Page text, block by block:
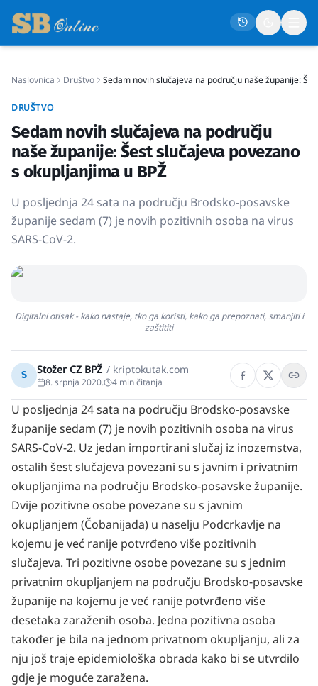
Politika
Gospodarstvo
Crna kronika
Sport
Kultura
Naslovnica Društvo Sedam novih slučajeva na području naše županije:
DRUŠTVO
Sedam novih slučajeva na području
naše županije: Šest slučajeva povezano
s okupljanjima u BPŽ
U posljednja 24 sata na području Brodsko-posavske
županije sedam (7) je novih pozitivnih osoba na virus
SARS-CoV-2.
Digitalni otisak - kako nastaje, tko ga koristi, kako ga prepoznati, smanjiti i
zaštititi
S Stožer CZ BPŽ / kriptokutak.com
8. srpnja 2020. 4 min čitanja
U posljednja 24 sata na području Brodsko-posavske
županije sedam (7) je novih pozitivnih osoba na virus
SARS-CoV-2. Uz jedan importirani slučaj iz inozemstva,
ostalih šest slučajeva povezani su s javnim i privatnim
okupljanjima na području Brodsko-posavske županije.
Dvije pozitivne osobe povezane su s javnim
okupljanjem (Čobanijada) u naselju Podcrkavlje na
kojemu je već ranije potvrđeno više pozitivnih
slučajeva. Tri pozitivne osobe povezane su s jednim
privatnim okupljanjem na području Brodsko-posavske
županije na kojemu je već ranije potvrđeno više
desetaka zaraženih osoba. Jedna pozitivna osoba
također je bila na jednom privatnom okupljanju, ali za
nju još traje epidemiološka obrada kako bi se utvrdilo
gdje je moguće zaražena.